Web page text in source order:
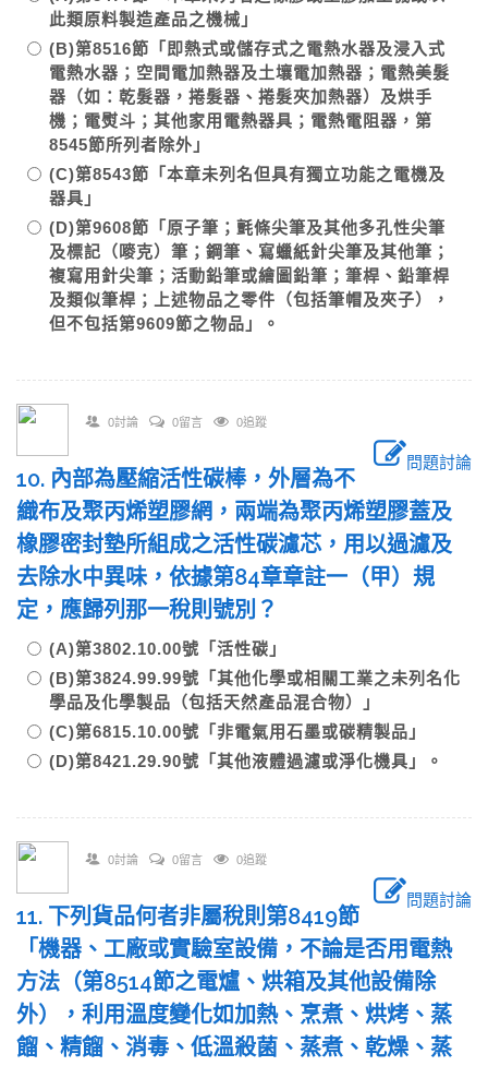
此類原料製造產品之機械」
(B)第8516節「即熱式或儲存式之電熱水器及浸入式
電熱水器；空間電加熱器及土壤電加熱器；電熱美髮
器（如：乾髮器，捲髮器、捲髮夾加熱器）及烘手
機；電熨斗；其他家用電熱器具；電熱電阻器，第
8545節所列者除外」
(C)第8543節「本章未列名但具有獨立功能之電機及
器具」
(D)第9608節「原子筆；氈條尖筆及其他多孔性尖筆
及標記（嘜克）筆；鋼筆、寫蠟紙針尖筆及其他筆；
複寫用針尖筆；活動鉛筆或繪圖鉛筆；筆桿、鉛筆桿
及類似筆桿；上述物品之零件（包括筆帽及夾子），
但不包括第9609節之物品」。
0討論 0留言 0追蹤
問題討論
10. 內部為壓縮活性碳棒，外層為不
織布及聚丙烯塑膠網，兩端為聚丙烯塑膠蓋及
橡膠密封墊所組成之活性碳濾芯，用以過濾及
去除水中異味，依據第84章章註一（甲）規
定，應歸列那一稅則號別？
(A)第3802.10.00號「活性碳」
(B)第3824.99.99號「其他化學或相關工業之未列名化
學品及化學製品（包括天然產品混合物）」
(C)第6815.10.00號「非電氣用石墨或碳精製品」
(D)第8421.29.90號「其他液體過濾或淨化機具」。
0討論 0留言 0追蹤
問題討論
11. 下列貨品何者非屬稅則第8419節
「機器、工廠或實驗室設備，不論是否用電熱
方法（第8514節之電爐、烘箱及其他設備除
外），利用溫度變化如加熱、烹煮、烘烤、蒸
餾、精餾、消毒、低溫殺菌、蒸煮、乾燥、蒸